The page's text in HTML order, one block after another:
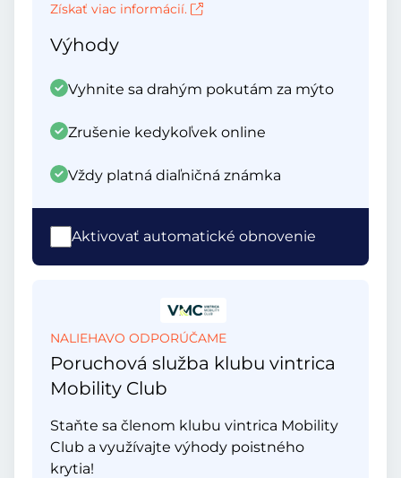
Získať viac informácií.
Výhody
Vyhnite sa drahým pokutám za mýto
Zrušenie kedykoľvek online
Vždy platná diaľničná známka
Aktivovať automatické obnovenie
NALIEHAVO ODPORÚČAME
Poruchová služba klubu vintrica
Mobility Club
Staňte sa členom klubu vintrica Mobility
Club a využívajte výhody poistného
krytia!